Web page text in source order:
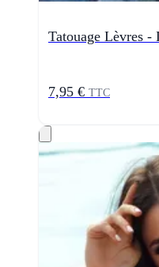
Tatouage Lèvres -
7,95 € TTC